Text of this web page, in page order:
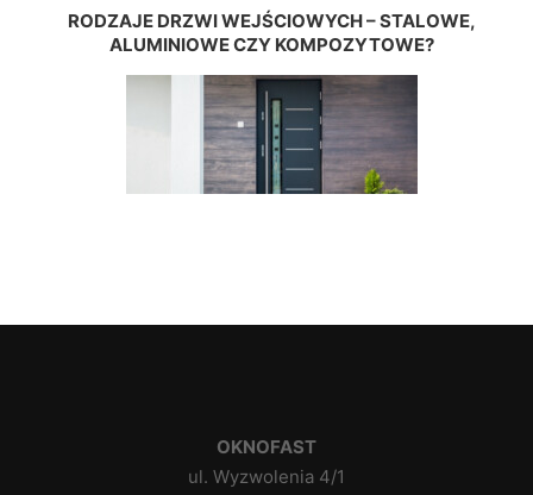
RODZAJE DRZWI WEJŚCIOWYCH – STALOWE,
ALUMINIOWE CZY KOMPOZYTOWE?
OKNOFAST
ul. Wyzwolenia 4/1